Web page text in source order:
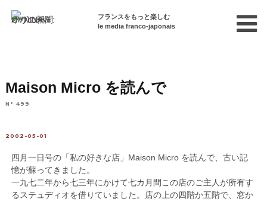
フランスをもっと楽しむ
le media franco-japonais
Maison Micro を読んで
N° 499
2002-05-01
四月一日号の「私の好きな店」Maison Micro を読んで、古い記
憶が蘇ってきました。
一九七二年から七三年にかけて七カ月間この店のご主人が所有す
るステュディオを借りていました。店の上の四階か五階で、窓か